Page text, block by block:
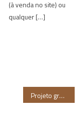
(à venda no site) ou
qualquer […]
Projeto gráfico sobre memória e ancestralidade promove imersão online